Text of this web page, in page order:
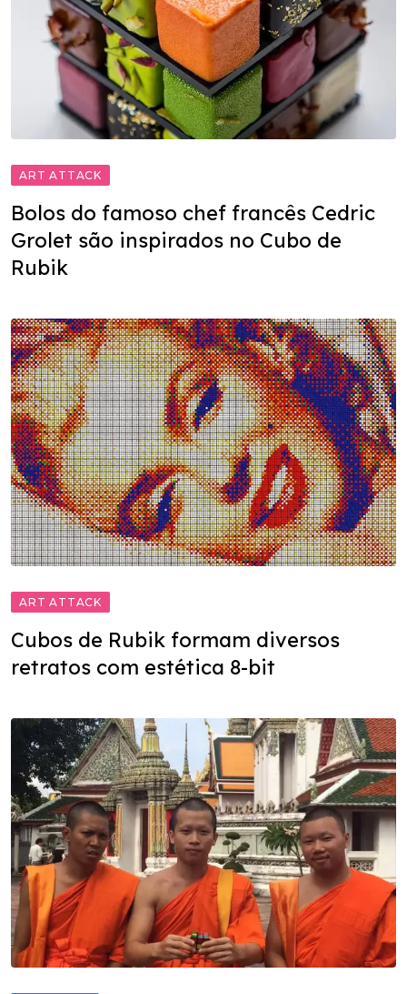
ART ATTACK
Bolos do famoso chef francês Cedric
Grolet são inspirados no Cubo de
Rubik
ART ATTACK
Cubos de Rubik formam diversos
retratos com estética 8-bit